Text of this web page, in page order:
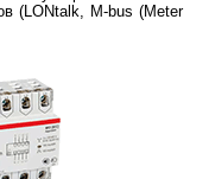
(LONtalk, M-bus (Meter